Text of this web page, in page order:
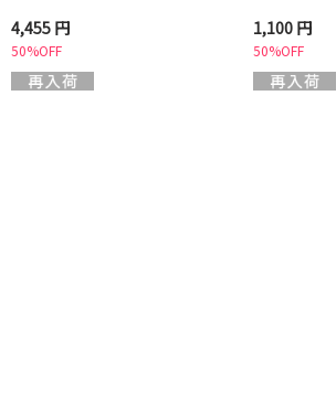
4,455 円
50%OFF
1,100 円
50%OFF